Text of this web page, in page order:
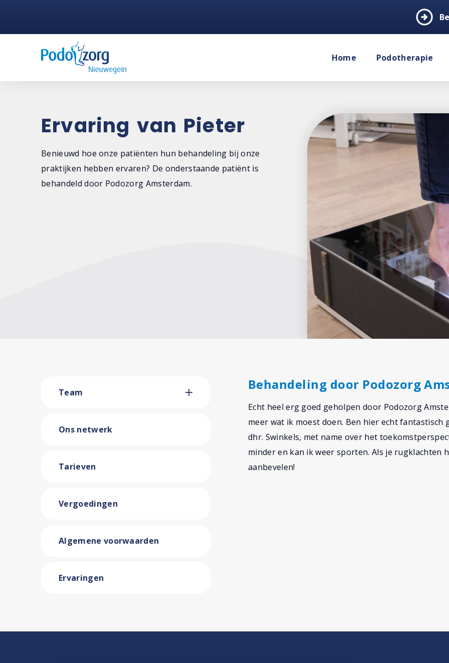
arrow_circle_right
Home Podotherapie
Ervaring van Pieter
Benieuwd hoe onze patiënten hun behandeling bij onze
praktijken hebben ervaren? De onderstaande patiënt is
behandeld door Podozorg Amsterdam.
Team
Ons netwerk
Tarieven
Vergoedingen
Algemene voorwaarden
Ervaringen
Behandeling door Podozorg
Echt heel erg goed geholpen door Podozorg
meer wat ik moest doen. Ben hier echt
dhr. Swinkels, met name over het
minder en kan ik weer sporten. Als je rugklachten
aanbevelen!